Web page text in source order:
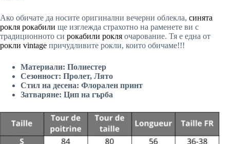
Ако обичате да носите оригинални вечерни облекла, синята
рокля рокабили ще изглежда страхотно на раменете ви с
традиционното си рокабили рокля очарование. Тя е една от
рокли vintage причудливите рокли, които обичаме!!!
Материали: Полиестер
Сезонност: Пролет, Лято
Стил на десена: Флорален принт
Затваряне: Цип на гърба